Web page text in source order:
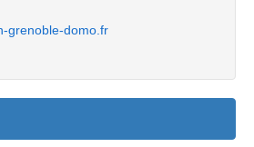
grenoble-domo.fr